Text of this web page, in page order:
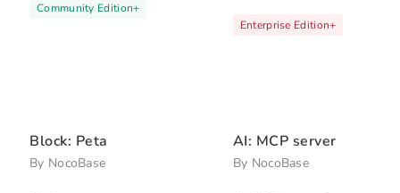
Community Edition+
Enterprise Edition+
Block: Peta
By NocoBase
AI: MCP server
By NocoBase